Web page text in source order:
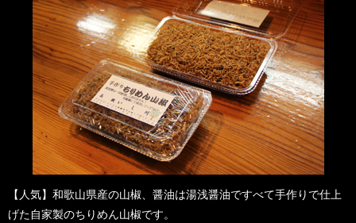
【人気】和歌山県産の山椒、醤油は湯浅醤油ですべて手作りで仕上
げた自家製のちりめん山椒です。